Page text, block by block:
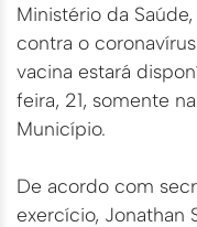
Ministério da
contra o
vacina estará
feira, 21, somente
Município.
De acordo com
exercício, Jonathan